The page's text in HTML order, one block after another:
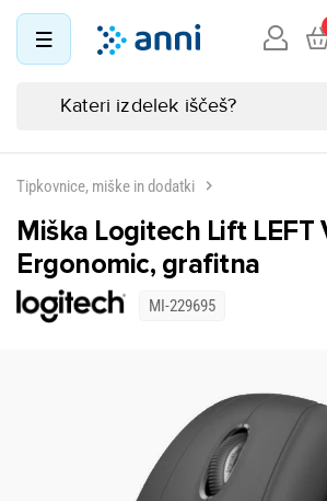
Tipkovnice, miške in dodatki
Miška Logitech Lift LEFT
Ergonomic, grafitna
MI-229695